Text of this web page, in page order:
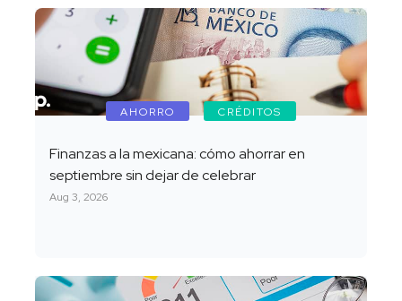
AHORRO CRÉDITOS
Finanzas a la mexicana: cómo ahorrar en
septiembre sin dejar de celebrar
Aug 3, 2026